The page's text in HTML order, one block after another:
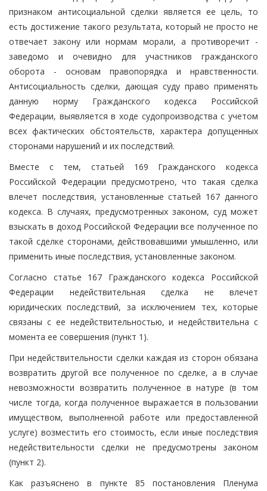
признаком антисоциальной сделки является ее цель, то
есть достижение такого результата, который не просто не
отвечает закону или нормам морали, а противоречит -
заведомо и очевидно для участников гражданского
оборота - основам правопорядка и нравственности.
Антисоциальность сделки, дающая суду право применять
данную норму Гражданского кодекса Российской
Федерации, выявляется в ходе судопроизводства с учетом
всех фактических обстоятельств, характера допущенных
сторонами нарушений и их последствий.
Вместе с тем, статьей 169 Гражданского кодекса
Российской Федерации предусмотрено, что такая сделка
влечет последствия, установленные статьей 167 данного
кодекса. В случаях, предусмотренных законом, суд может
взыскать в доход Российской Федерации все полученное по
такой сделке сторонами, действовавшими умышленно, или
применить иные последствия, установленные законом.
Согласно статье 167 Гражданского кодекса Российской
Федерации недействительная сделка не влечет
юридических последствий, за исключением тех, которые
связаны с ее недействительностью, и недействительна с
момента ее совершения (пункт 1).
При недействительности сделки каждая из сторон обязана
возвратить другой все полученное по сделке, а в случае
невозможности возвратить полученное в натуре (в том
числе тогда, когда полученное выражается в пользовании
имуществом, выполненной работе или предоставленной
услуге) возместить его стоимость, если иные последствия
недействительности сделки не предусмотрены законом
(пункт 2).
Как разъяснено в пункте 85 постановления Пленума